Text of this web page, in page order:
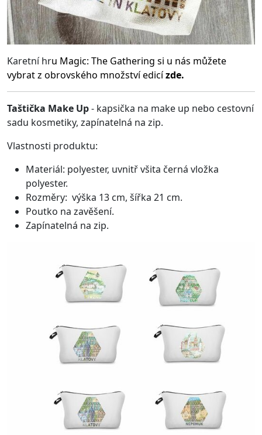
Karetní hru Magic: The Gathering si u nás můžete
vybrat z obrovského množství edicízde.
Taštička Make Up- kapsička na make up nebo cestovní
sadu kosmetiky, zapínatelná na zip.
Vlastnosti produktu:
Materiál: polyester, uvnitř všita černá vložka
polyester.
Rozměry: výška 13 cm, šířka 21 cm.
Poutko na zavěšení.
Zapínatelná na zip.